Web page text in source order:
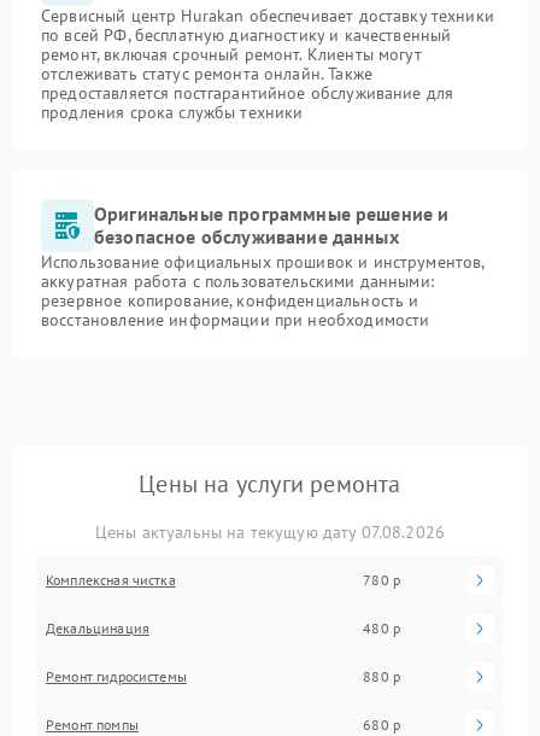
Сервисный центр Hurakan обеспечивает доставку техники
по всей РФ, бесплатную диагностику и качественный
ремонт, включая срочный ремонт. Клиенты могут
отслеживать статус ремонта онлайн. Также
предоставляется постгарантийное обслуживание для
продления срока службы техники
Оригинальные программные решение и
безопасное обслуживание данных
Использование официальных прошивок и инструментов,
аккуратная работа с пользовательскими данными:
резервное копирование, конфиденциальность и
восстановление информации при необходимости
Цены на услуги ремонта
Цены актуальны на текущую дату 07.08.2026
Комплексная чистка 780 р
Декальцинация 480 р
Ремонт гидросистемы 880 р
Ремонт помпы 680 р